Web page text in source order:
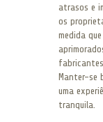
atrasos e
os
medida
Manter-se
uma
tranquila.